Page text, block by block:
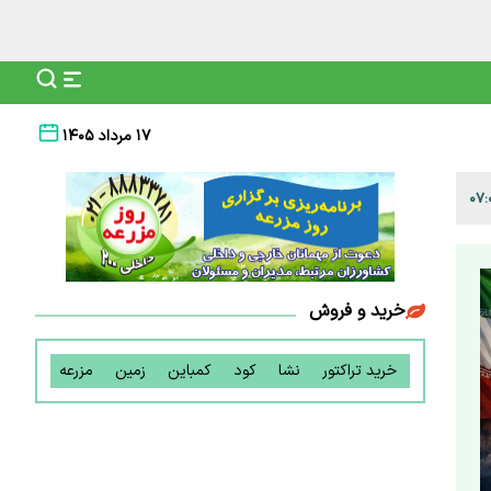
۱۷ مرداد ۱۴۰۵
خرید و فروش
خرید تراکتور نشا کود کمباین زمین مزرعه